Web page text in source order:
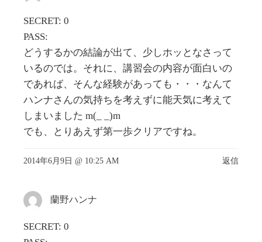
SECRET: 0
PASS:
どうするかの結論が出て、少しホッとなさって
いるのでは。それに、講習会の内容が面白いの
であれば、そんな経験があっても・・・なんて
ハンナさんの気持ちを考えずに能天気に考えて
しまいました m(_ _)m
でも、とりあえず第一歩クリアですね。
2014年6月9日 @ 10:25 AM 返信
蘭野ハンナ
SECRET: 0